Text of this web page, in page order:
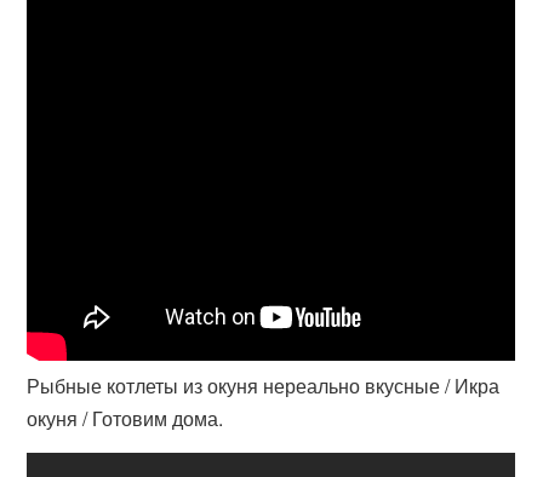
Рыбные котлеты из окуня нереально вкусные / Икра
окуня / Готовим дома.